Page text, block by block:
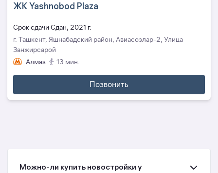
ЖК Yashnobod Plaza
Cрок сдачи Сдан, 2021 г.
г. Ташкент, Яшнабадский район, Авиасозлар-2, Улица
Занжирсарой
Алмаз
13 мин.
Позвонить
Можно-ли купить новостройки у